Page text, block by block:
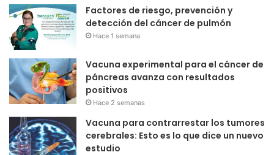
Factores de riesgo, prevención y
detección del cáncer de pulmón
Hace 1 semana
Vacuna experimental para el cáncer de
páncreas avanza con resultados
positivos
Hace 2 semanas
Vacuna para contrarrestar los tumores
cerebrales: Esto es lo que dice un nuevo
estudio